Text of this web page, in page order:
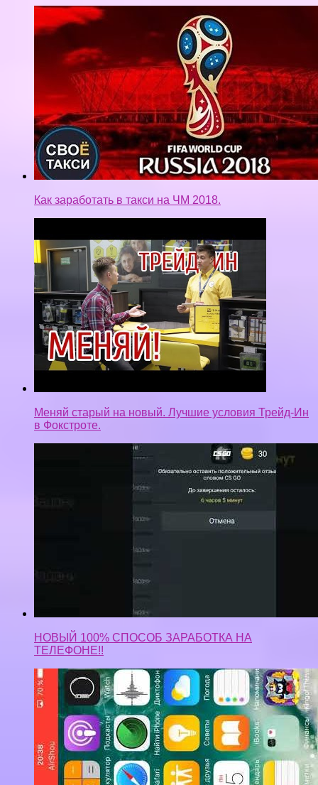
Как заработать в такси на ЧМ 2018.
Меняй старый на новый. Лучшие условия Трейд-Ин
в Фокстроте.
НОВЫЙ 100% СПОСОБ ЗАРАБОТКА НА
ТЕЛЕФОНЕ!!